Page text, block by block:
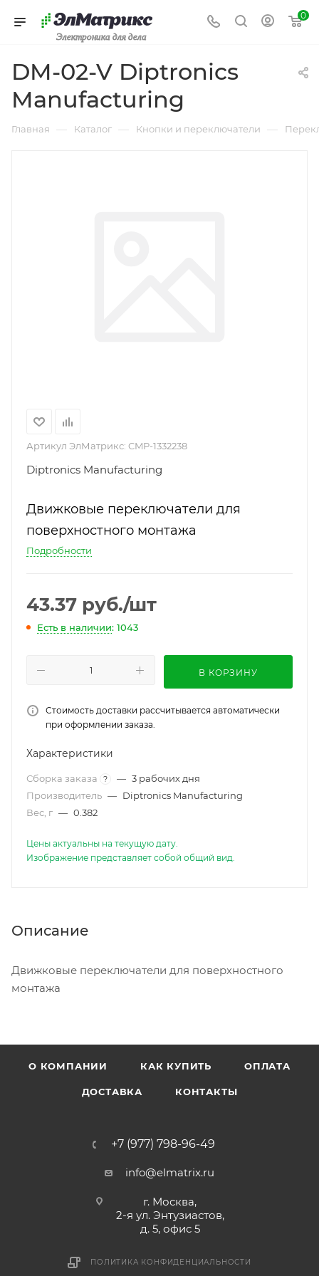
Электроника для дела
0
DM-02-V Diptronics
Manufacturing
Главная — Каталог — Кнопки и переключатели —
Артикул ЭлМатрикс: CMP-1332238
Diptronics Manufacturing
Движковые переключатели для
поверхностного монтажа
Подробности
43.37 руб./шт
Есть в наличии: 1043
В КОРЗИНУ
Стоимость доставки рассчитывается автоматически
при оформлении заказа.
Характеристики
Сборка заказа ? — 3 рабочих дня
Производитель — Diptronics Manufacturing
Вес, г — 0.382
Цены актуальны на текущую дату.
Изображение представляет собой общий вид.
Описание
Движковые переключатели для поверхностного
монтажа
О КОМПАНИИ КАК КУПИТЬ ОПЛАТА
ДОСТАВКА КОНТАКТЫ
+7 (977) 798-96-49
info@elmatrix.ru
г. Москва,
2-я ул. Энтузиастов,
д. 5, офис 5
ПОЛИТИКА КОНФИДЕНЦИАЛЬНОСТИ